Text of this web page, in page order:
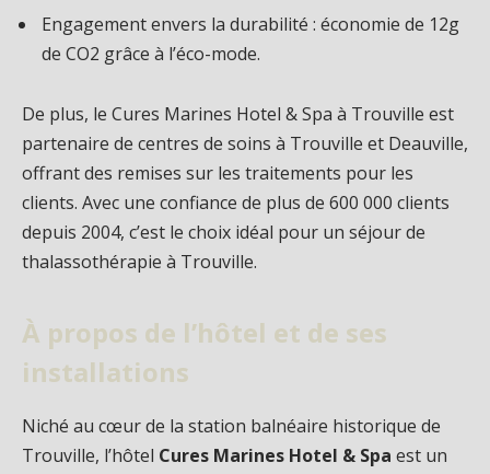
Engagement envers la durabilité : économie de 12g
de CO2 grâce à l’éco-mode.
De plus, le Cures Marines Hotel & Spa à Trouville est
partenaire de centres de soins à Trouville et Deauville,
offrant des remises sur les traitements pour les
clients. Avec une confiance de plus de 600 000 clients
depuis 2004, c’est le choix idéal pour un séjour de
thalassothérapie à Trouville.
À propos de l’hôtel et de ses
installations
Niché au cœur de la station balnéaire historique de
Trouville, l’hôtel Cures Marines Hotel & Spa est un